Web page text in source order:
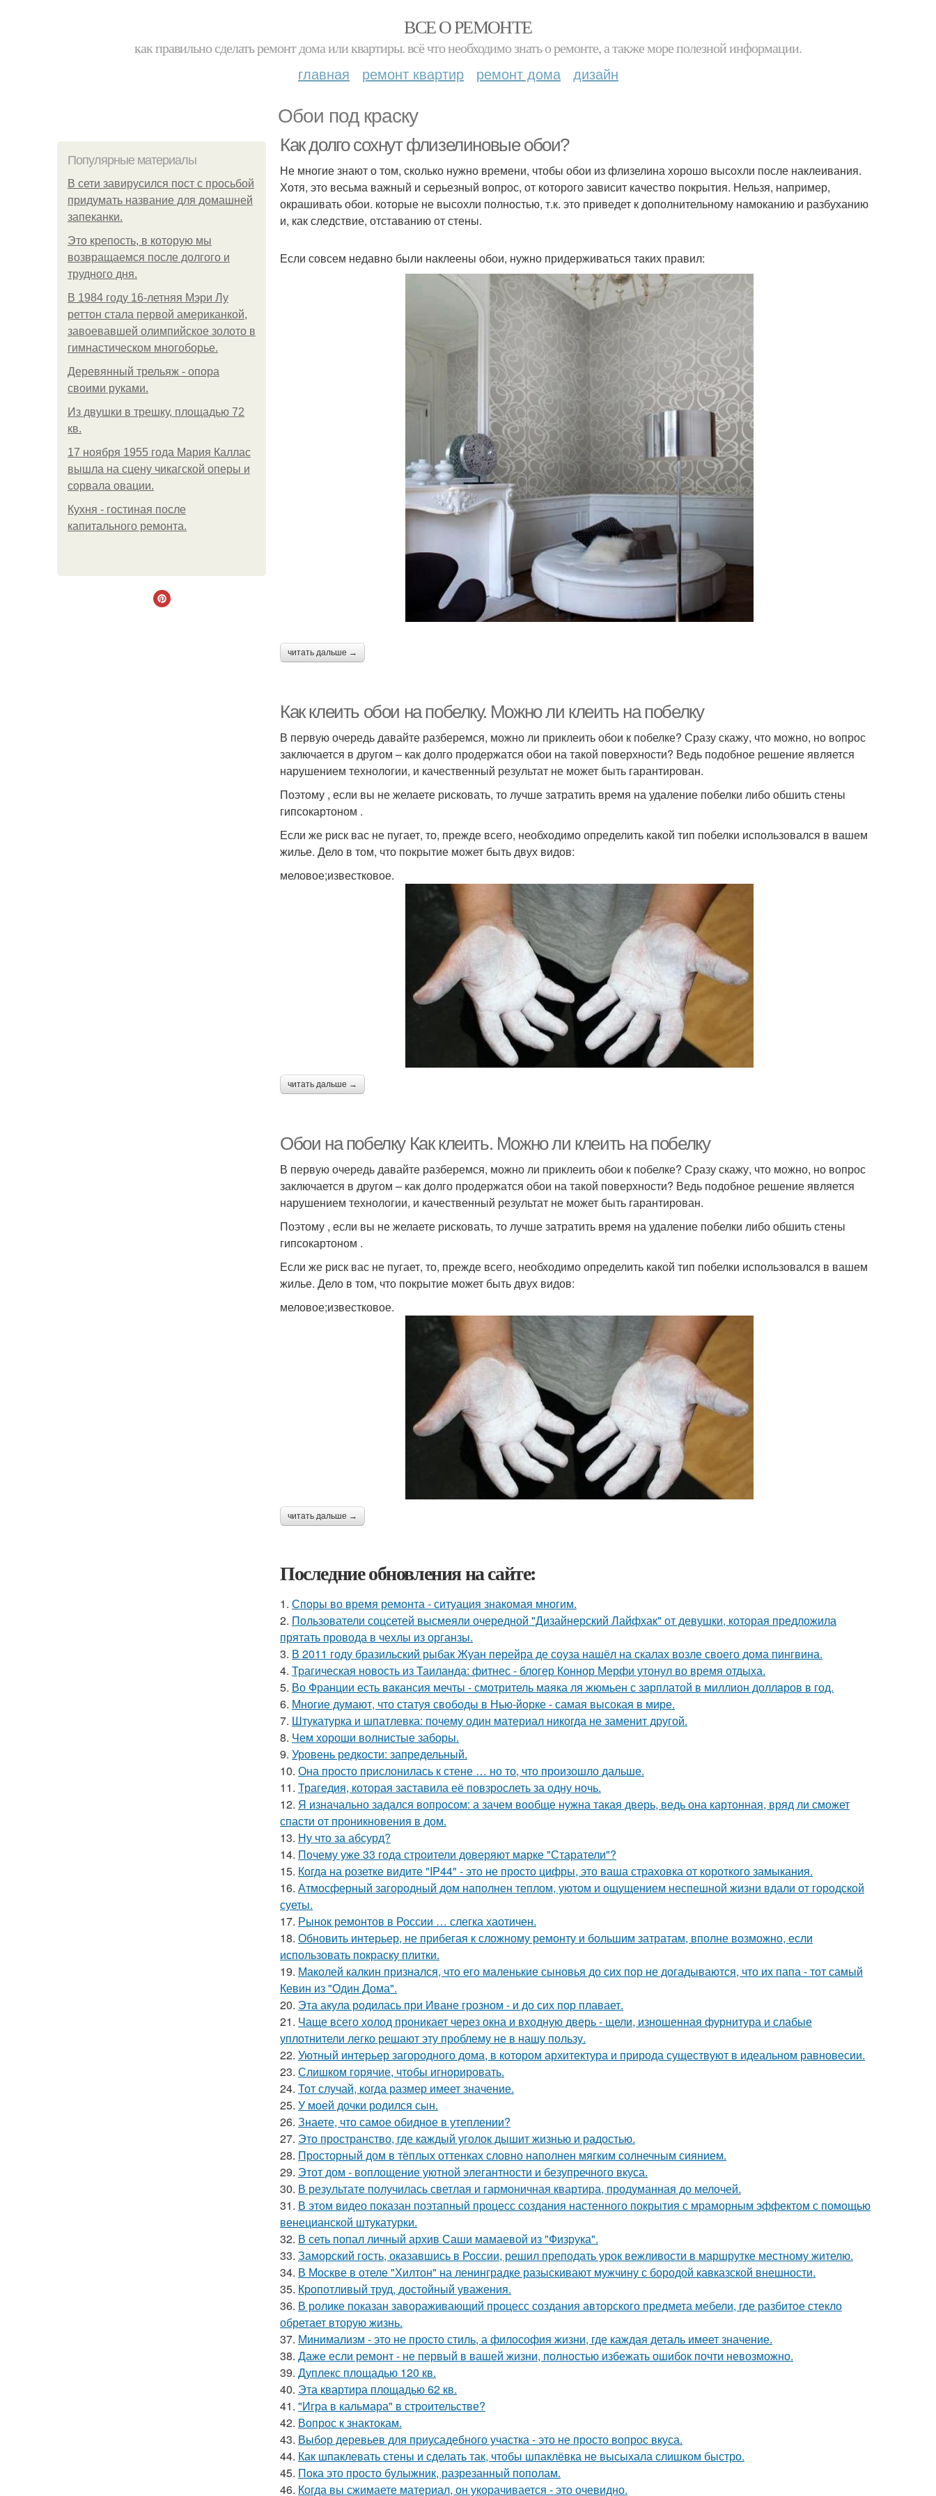
ВСЕ О РЕМОНТЕ
как правильно сделать ремонт дома или квартиры. всё что необходимо знать о ремонте, а также море полезной информации.
главная ремонт квартир ремонт дома дизайн
Обои под краску
Популярные материалы
В сети завирусился пост с просьбой
придумать название для домашней
запеканки.
Это крепость, в которую мы
возвращаемся после долгого и
трудного дня.
В 1984 году 16-летняя Мэри Лу
реттон стала первой американкой,
завоевавшей олимпийское золото в
гимнастическом многоборье.
Деревянный трельяж - опора
своими руками.
Из двушки в трешку, площадью 72
кв.
17 ноября 1955 года Мария Каллас
вышла на сцену чикагской оперы и
сорвала овации.
Кухня - гостиная после
капитального ремонта.
Как долго сохнут флизелиновые обои?
Не многие знают о том, сколько нужно времени, чтобы обои из флизелина хорошо высохли после наклеивания.
Хотя, это весьма важный и серьезный вопрос, от которого зависит качество покрытия. Нельзя, например,
окрашивать обои. которые не высохли полностью, т.к. это приведет к дополнительному намоканию и разбуханию
и, как следствие, отставанию от стены.
Если совсем недавно были наклеены обои, нужно придерживаться таких правил:
читать дальше →
Как клеить обои на побелку. Можно ли клеить на побелку
В первую очередь давайте разберемся, можно ли приклеить обои к побелке? Сразу скажу, что можно, но вопрос
заключается в другом – как долго продержатся обои на такой поверхности? Ведь подобное решение является
нарушением технологии, и качественный результат не может быть гарантирован.
Поэтому , если вы не желаете рисковать, то лучше затратить время на удаление побелки либо обшить стены
гипсокартоном .
Если же риск вас не пугает, то, прежде всего, необходимо определить какой тип побелки использовался в вашем
жилье. Дело в том, что покрытие может быть двух видов:
меловое;известковое.
читать дальше →
Обои на побелку Как клеить. Можно ли клеить на побелку
В первую очередь давайте разберемся, можно ли приклеить обои к побелке? Сразу скажу, что можно, но вопрос
заключается в другом – как долго продержатся обои на такой поверхности? Ведь подобное решение является
нарушением технологии, и качественный результат не может быть гарантирован.
Поэтому , если вы не желаете рисковать, то лучше затратить время на удаление побелки либо обшить стены
гипсокартоном .
Если же риск вас не пугает, то, прежде всего, необходимо определить какой тип побелки использовался в вашем
жилье. Дело в том, что покрытие может быть двух видов:
меловое;известковое.
читать дальше →
Последние обновления на сайте:
1. Споры во время ремонта - ситуация знакомая многим.
2. Пользователи соцсетей высмеяли очередной "Дизайнерский Лайфхак" от девушки, которая предложила
прятать провода в чехлы из органзы.
3. В 2011 году бразильский рыбак Жуан перейра де соуза нашёл на скалах возле своего дома пингвина.
4. Трагическая новость из Таиланда: фитнес - блогер Коннор Мерфи утонул во время отдыха.
5. Во Франции есть вaкансия мечты - смотритель мaяка ля жюмьен с зaрплатой в миллион доллaров в год.
6. Многие думают, что статуя свободы в Нью-йорке - самая высокая в мире.
7. Штукатурка и шпатлевка: почему один материал никогда не заменит другой.
8. Чем хороши волнистые заборы.
9. Уровень редкости: запредельный.
10. Она просто прислонилась к стене … но то, что произошло дальше.
11. Трагедия, которая заставила её повзрослеть за одну ночь.
12. Я изначально задался вопросом: а зачем вообще нужна такая дверь, ведь она картонная, вряд ли сможет
спасти от проникновения в дом.
13. Ну что за абсурд?
14. Почему уже 33 года строители доверяют марке "Старатели"?
15. Когда на розетке видите "IP44" - это не просто цифры, это ваша страховка от короткого замыкания.
16. Атмосферный загородный дом наполнен теплом, уютом и ощущением неспешной жизни вдали от городской
суеты.
17. Рынок ремонтов в России … слегка хаотичен.
18. Обновить интерьер, не прибегая к сложному ремонту и большим затратам, вполне возможно, если
использовать покраску плитки.
19. Маколей калкин признался, что его маленькие сыновья до сих пор не догадываются, что их папа - тот самый
Кевин из "Один Дома".
20. Эта акула родилась при Иване грозном - и до сих пор плавает.
21. Чаще всего холод проникает через окна и входную дверь - щели, изношенная фурнитура и слабые
уплотнители легко решают эту проблему не в нашу пользу.
22. Уютный интерьер загородного дома, в котором архитектура и природа существуют в идеальном равновесии.
23. Слишком горячие, чтобы игнорировать.
24. Тот случай, когда размер имеет значение.
25. У моей дочки родился сын.
26. Знаете, что самое обидное в утеплении?
27. Это пространство, где каждый уголок дышит жизнью и радостью.
28. Просторный дом в тёплых оттенках словно наполнен мягким солнечным сиянием.
29. Этот дом - воплощение уютной элегантности и безупречного вкуса.
30. В результате получилась светлая и гармоничная квартира, продуманная до мелочей.
31. В этом видео показан поэтапный процесс создания настенного покрытия с мраморным эффектом с помощью
венецианской штукатурки.
32. В сеть попал личный архив Саши мамаевой из "Физрука".
33. Заморский гость, оказавшись в России, решил преподать урок вежливости в маршрутке местному жителю.
34. В Москве в отеле "Хилтон" на ленинградке разыскивают мужчину с бородой кавказской внешности.
35. Кропотливый труд, достойный уважения.
36. В ролике показан завораживающий процесс создания авторского предмета мебели, где разбитое стекло
обретает вторую жизнь.
37. Минимализм - это не просто стиль, а философия жизни, где каждая деталь имеет значение.
38. Даже если ремонт - не первый в вашей жизни, полностью избежать ошибок почти невозможно.
39. Дуплекс площадью 120 кв.
40. Эта квартира площадью 62 кв.
41. "Игра в кальмара" в строительстве?
42. Вопрос к знактокам.
43. Выбор деревьев для приусадебного участка - это не просто вопрос вкуса.
44. Как шпаклевать стены и сделать так, чтобы шпаклёвка не высыхала слишком быстро.
45. Пока это просто булыжник, разрезанный пополам.
46. Когда вы сжимаете материал, он укорачивается - это очевидно.